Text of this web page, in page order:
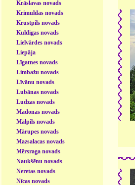
Krāslavas novads
Krimuldas novads
Krustpils novads
Kuldīgas novads
Lielvārdes novads
Liepāja
Līgatnes novads
Limbažu novads
Līvānu novads
Lubānas novads
Ludzas novads
Madonas novads
Mālpils novads
Mārupes novads
Mazsalacas novads
Mērsraga novads
Naukšēnu novads
Neretas novads
Nīcas novads